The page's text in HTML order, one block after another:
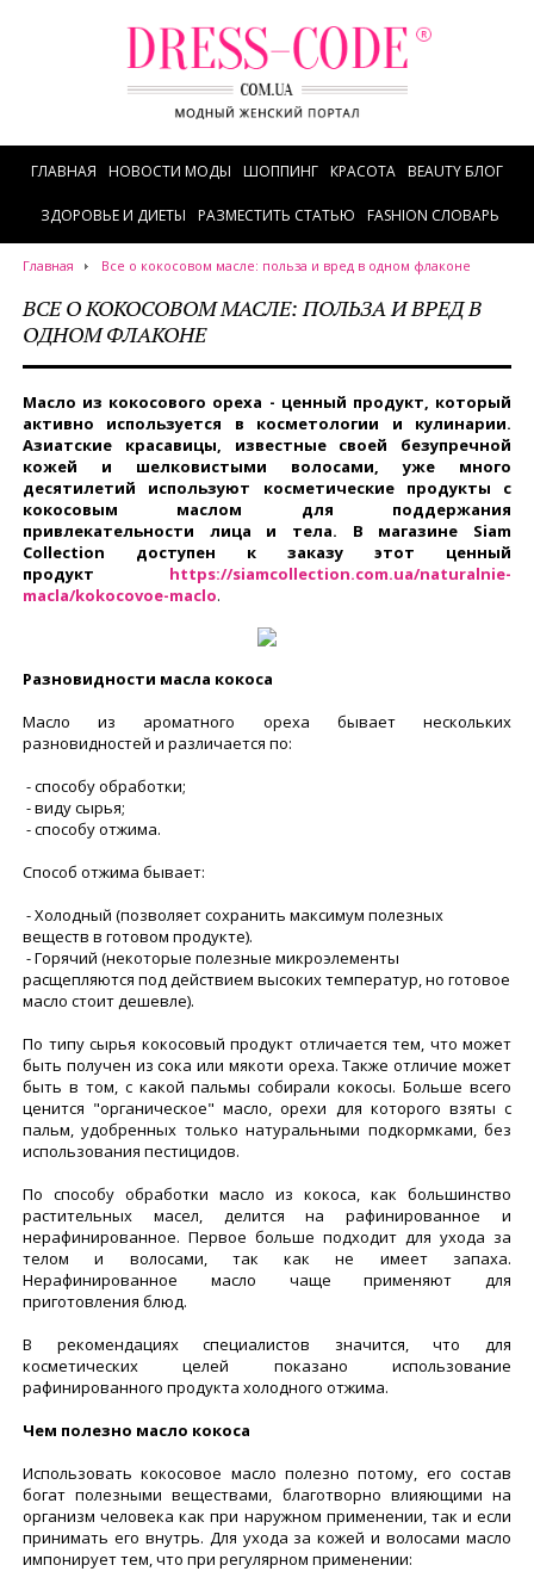
ГЛАВНАЯ НОВОСТИ МОДЫ ШОППИНГ КРАСОТА BEAUTY БЛОГ
ЗДОРОВЬЕ И ДИЕТЫ РАЗМЕСТИТЬ СТАТЬЮ FASHION СЛОВАРЬ
Главная Все о кокосовом масле: польза и вред в одном флаконе
ВСЕ О КОКОСОВОМ МАСЛЕ: ПОЛЬЗА И ВРЕД В
ОДНОМ ФЛАКОНЕ
Масло из кокосового ореха - ценный продукт, который
активно используется в косметологии и кулинарии.
Азиатские красавицы, известные своей безупречной
кожей и шелковистыми волосами, уже много
десятилетий используют косметические продукты с
кокосовым маслом для поддержания
привлекательности лица и тела. В магазине Siam
Collection доступен к заказу этот ценный
продукт
https://siamcollection.com.ua/naturalnie-
macla/kokocovoe-maclo.
Разновидности масла кокоса
Масло из ароматного ореха бывает нескольких
разновидностей и различается по:
- способу обработки;
- виду сырья;
- способу отжима.
Способ отжима бывает:
- Холодный (позволяет сохранить максимум полезных
веществ в готовом продукте).
- Горячий (некоторые полезные микроэлементы
расщепляются под действием высоких температур, но готовое
масло стоит дешевле).
По типу сырья кокосовый продукт отличается тем, что может
быть получен из сока или мякоти ореха. Также отличие может
быть в том, с какой пальмы собирали кокосы. Больше всего
ценится "органическое" масло, орехи для которого взяты с
пальм, удобренных только натуральными подкормками, без
использования пестицидов.
По способу обработки масло из кокоса, как большинство
растительных масел, делится на рафинированное и
нерафинированное. Первое больше подходит для ухода за
телом и волосами, так как не имеет запаха.
Нерафинированное масло чаще применяют для
приготовления блюд.
В рекомендациях специалистов значится, что для
косметических целей показано использование
рафинированного продукта холодного отжима.
Чем полезно масло кокоса
Использовать кокосовое масло полезно потому, его состав
богат полезными веществами, благотворно влияющими на
организм человека как при наружном применении, так и если
принимать его внутрь. Для ухода за кожей и волосами масло
импонирует тем, что при регулярном применении: